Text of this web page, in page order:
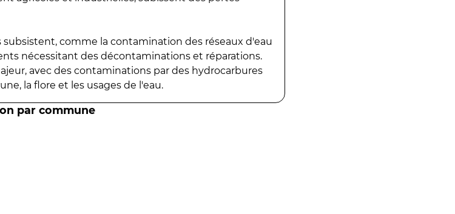
subsistent, comme la contamination des réseaux d'eau
nécessitant des décontaminations et réparations.
avec des contaminations par des hydrocarbures
la flore et les usages de l'eau.
par commune